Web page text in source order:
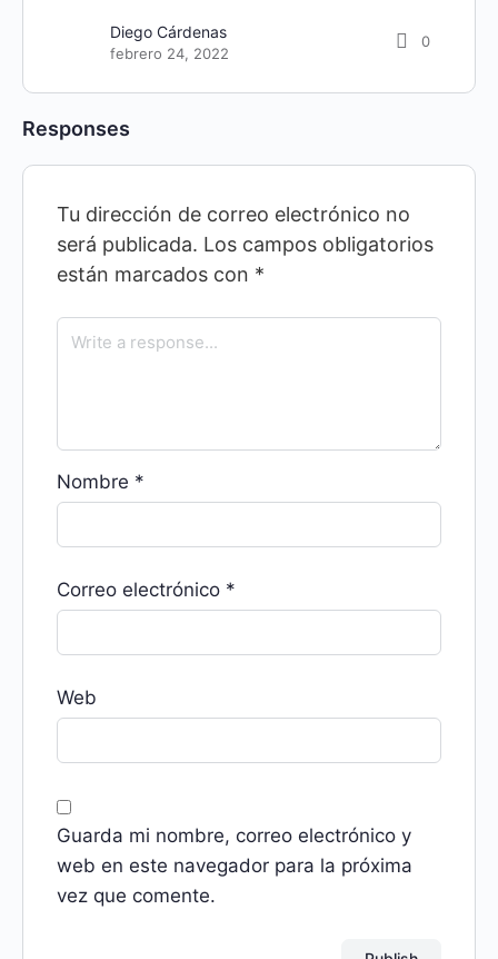
Diego Cárdenas
febrero 24, 2022
0
Responses
Tu dirección de correo electrónico no
será publicada. Los campos obligatorios
están marcados con *
Nombre *
Correo electrónico *
Web
Guarda mi nombre, correo electrónico y
web en este navegador para la próxima
vez que comente.